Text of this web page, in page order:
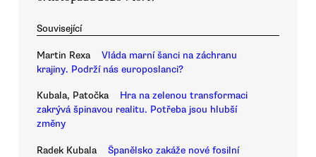
Související
Martin Rexa
Vláda marní šanci na záchranu
krajiny. Podrží nás europoslanci?
Kubala, Patočka
Hra na zelenou transformaci
zakrývá špinavou realitu. Potřeba jsou hlubší
změny
Radek Kubala
Španělsko zakáže nové fosilní